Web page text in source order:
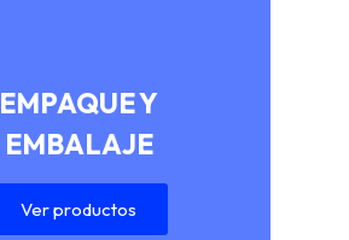
EMPAQUE Y
EMBALAJE
Ver productos